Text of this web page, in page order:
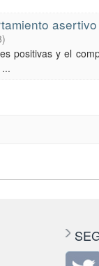
)
positivas y el